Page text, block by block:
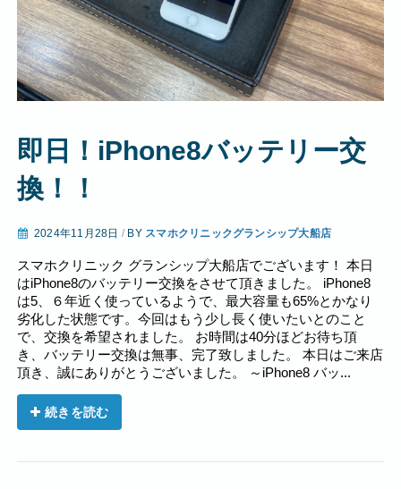
即日！iPhone8バッテリー交
換！！
2024年11月28日 / BY スマホクリニックグランシップ大船店
スマホクリニック グランシップ大船店でございます！ 本日
はiPhone8のバッテリー交換をさせて頂きました。 iPhone8
は5、６年近く使っているようで、最大容量も65%とかなり
劣化した状態です。今回はもう少し長く使いたいとのこと
で、交換を希望されました。 お時間は40分ほどお待ち頂
き、バッテリー交換は無事、完了致しました。 本日はご来店
頂き、誠にありがとうございました。 ～iPhone8 バッ...
続きを読む